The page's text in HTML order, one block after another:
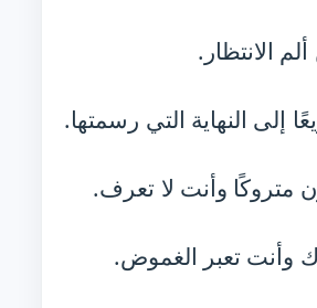
الانتظار.
إلى النهاية التي رسمتها.
متروكًا وأنت لا تعرف.
وأنت تعبر الغموض.